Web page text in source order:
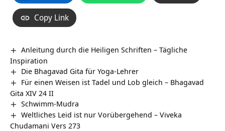
Copy Link
Anleitung durch die Heiligen Schriften – Tägliche
Inspiration
Die Bhagavad Gita für Yoga-Lehrer
Für einen Weisen ist Tadel und Lob gleich – Bhagavad
Gita XIV 24 II
Schwimm-Mudra
Weltliches Leid ist nur Vorübergehend – Viveka
Chudamani Vers 273